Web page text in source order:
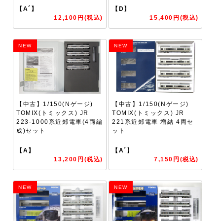
【A´】
12,100円(税込)
【D】
15,400円(税込)
NEW
【中古】1/150(Nゲージ)
TOMIX(トミックス) JR
223-1000系近郊電車(4両編
成)セット
【A】
13,200円(税込)
NEW
【中古】1/150(Nゲージ)
TOMIX(トミックス) JR
221系近郊電車 増結 4両セ
ット
【A´】
7,150円(税込)
NEW NEW